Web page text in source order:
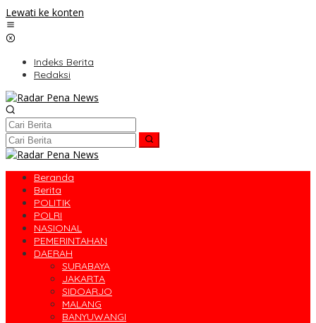
Lewati ke konten
Indeks Berita
Redaksi
Beranda
Berita
POLITIK
POLRI
NASIONAL
PEMERINTAHAN
DAERAH
SURABAYA
JAKARTA
SIDOARJO
MALANG
BANYUWANGI